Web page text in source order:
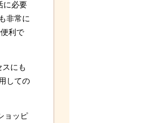
に必要
非常に
利で
スにも
しての
ョッピ